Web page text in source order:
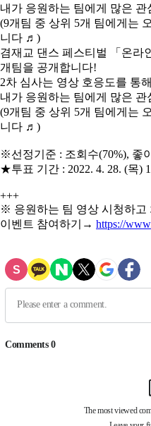
내가 응원하는 팀에게 많은
(9개팀 중 상위 5개 팀에게는
니다 ♬)
겸재교 댄스 페스티벌 「온라
개팀을 공개합니다!
2차 심사는 영상 호응도를 통
내가 응원하는 팀에게 많은
(9개팀 중 상위 5개 팀에게는
니다 ♬)
※선정기준 : 조회수(70%), 좋
★투표 기간 : 2022. 4. 28. (목)
+++
※ 응원하는 팀 영상 시청하고
이벤트 참여하기→ https://